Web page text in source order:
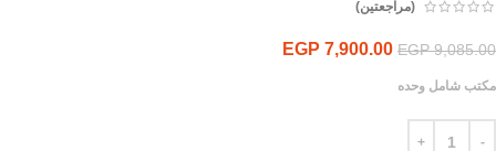
(مراجعتين)
EGP9,085.00
EGP 7,900.00
مكتب شامل وحده